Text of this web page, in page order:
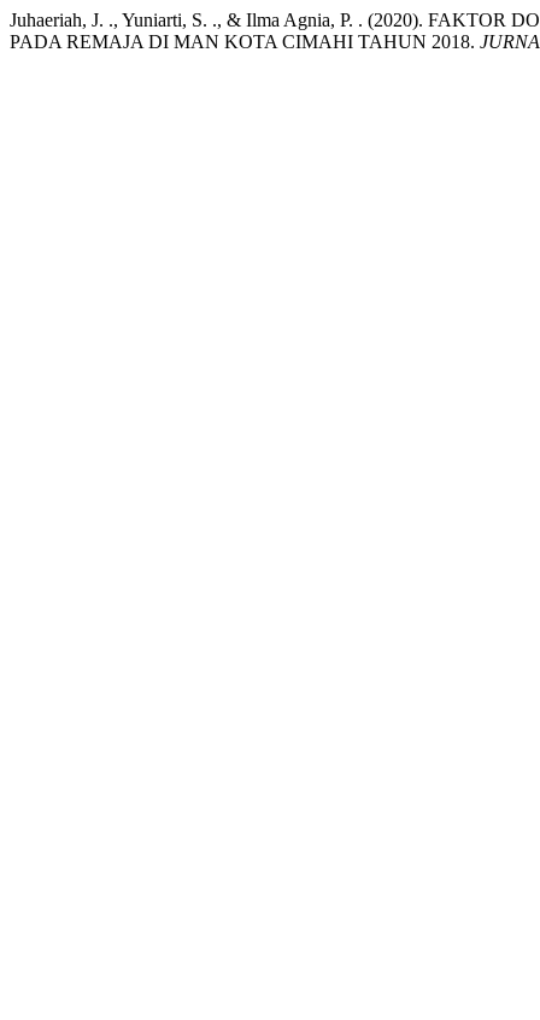
Juhaeriah, J. ., Yuniarti, S. ., & Ilma Agnia, P. . (2020).
PADA REMAJA DI MAN KOTA CIMAHI TAHUN 2018.